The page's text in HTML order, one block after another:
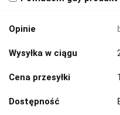
Opinie
Wysyłka w ciągu
Cena przesyłki
Dostępność